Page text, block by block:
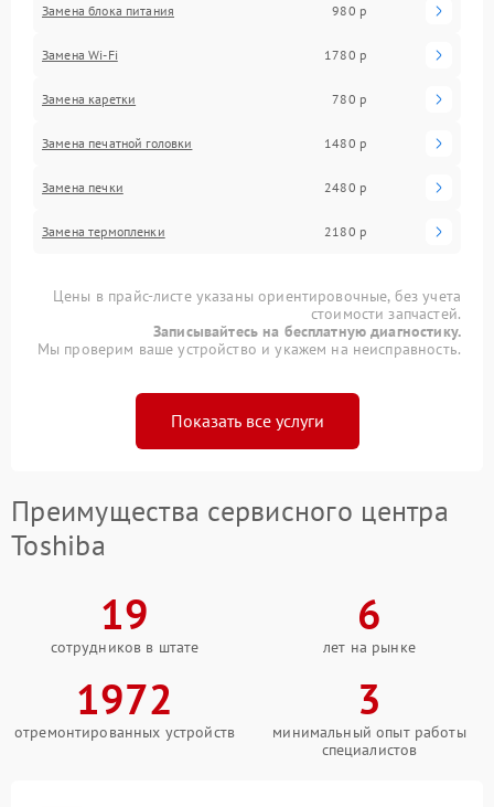
Замена блока питания 980 р
Замена Wi-Fi 1780 р
Замена каретки 780 р
Замена печатной головки 1480 р
Замена печки 2480 р
Замена термопленки 2180 р
Цены в прайс-листе указаны ориентировочные, без учета
стоимости запчастей.
Записывайтесь на бесплатную диагностику.
Мы проверим ваше устройство и укажем на неисправность.
Показать все услуги
Преимущества сервисного центра
Toshiba
19
сотрудников в штате
6
лет на рынке
1972
отремонтированных устройств
3
минимальный опыт работы
специалистов